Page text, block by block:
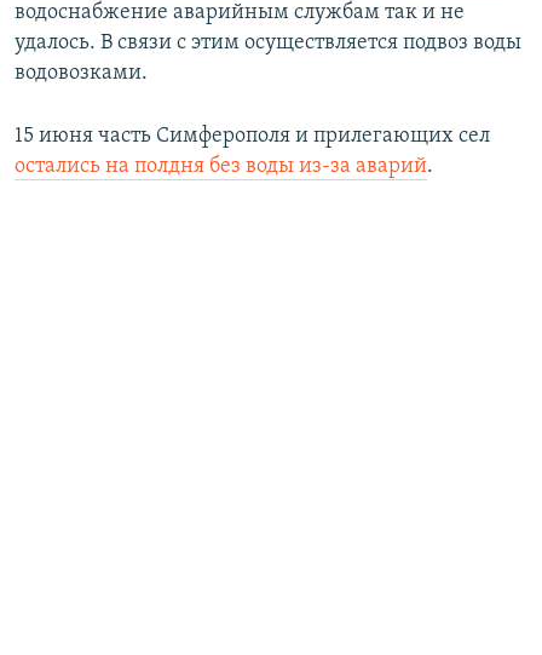
водоснабжение аварийным службам так и не
удалось. В связи с этим осуществляется подвоз воды
водовозками.
15 июня часть Симферополя и прилегающих сел
остались на полдня без воды из-за аварий.